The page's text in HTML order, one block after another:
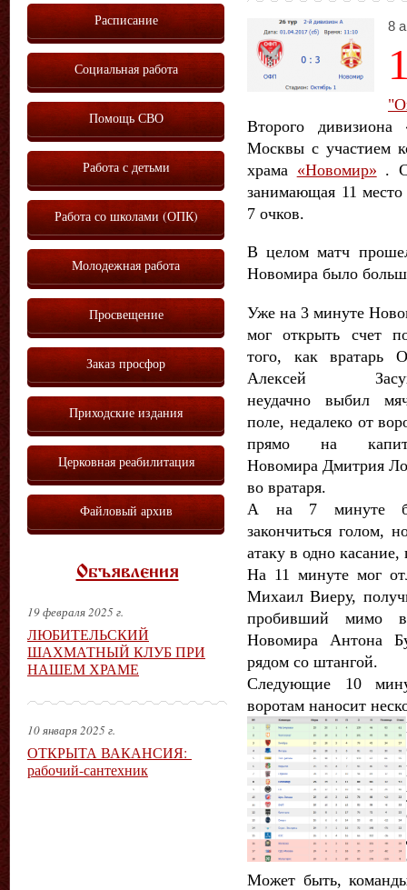
8
Второго
Москвы с участием
храма «Новомир» .
занимающая 11
7 очков.
В целом матч
Новомира было
Уже на 3 минуте
мог открыть счет
того, как вратарь
Алексей
неудачно выбил
поле, недалеко от
прямо на
Новомира Дмитрия
во вратаря.
А на 7 минуте
закончиться голом,
атаку в одно
На 11 минуте мог
Михаил Виеру,
пробивший мимо
Новомира Антона
рядом со штангой.
Следующие 10
воротам наносит
Может быть,
Расписание
Социальная работа
Помощь СВО
Работа с детьми
Работа со школами (ОПК)
Молодежная работа
Просвещение
Заказ просфор
Приходские издания
Церковная реабилитация
Файловый архив
Объявления
19 февраля 2025 г.
ЛЮБИТЕЛЬСКИЙ
ШАХМАТНЫЙ КЛУБ ПРИ
НАШЕМ ХРАМЕ
10 января 2025 г.
ОТКРЫТА ВАКАНСИЯ:
рабочий-сантехник